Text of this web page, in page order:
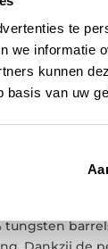
te
we informatie
kunnen
van uw
zijn
tungsten